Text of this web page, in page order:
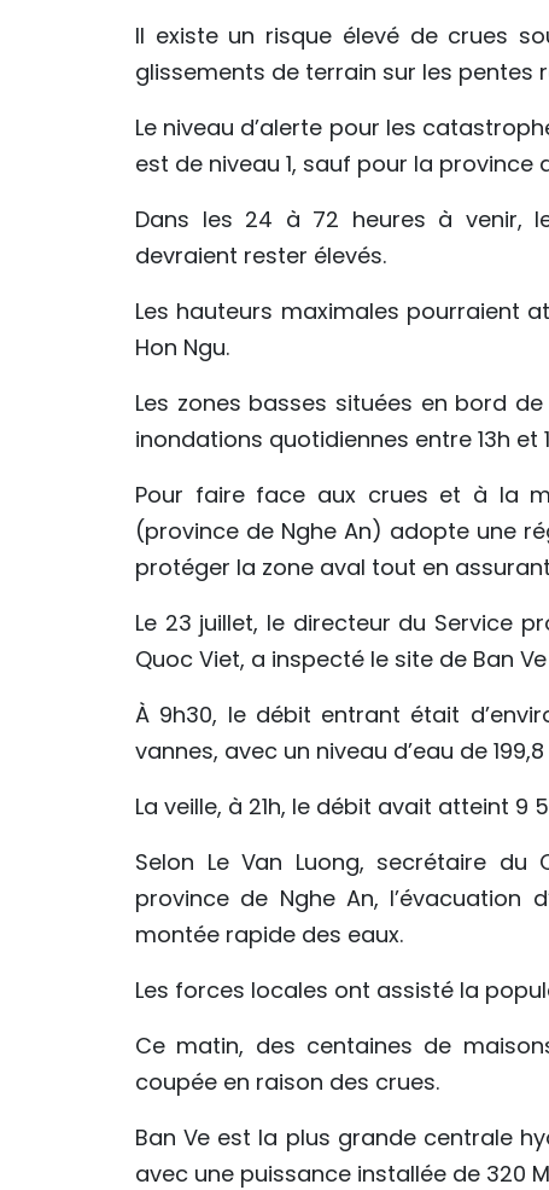
Il existe un risque élevé de crues
glissements de terrain sur les pentes
Le niveau d’alerte pour les
est de niveau 1, sauf pour la province
Dans les 24 à 72 heures à venir,
devraient rester élevés.
Les hauteurs maximales pourraient
Hon Ngu.
Les zones basses situées en bord
inondations quotidiennes entre 13h et
Pour faire face aux crues et à la
(province de Nghe An) adopte une
protéger la zone aval tout en
Le 23 juillet, le directeur du Service
Quoc Viet, a inspecté le site de Ban
À 9h30, le débit entrant était
vannes, avec un niveau d’eau de
La veille, à 21h, le débit avait atteint 9
Selon Le Van Luong, secrétaire
province de Nghe An, l’évacuation
montée rapide des eaux.
Les forces locales ont assisté la
Ce matin, des centaines de
coupée en raison des crues.
Ban Ve est la plus grande centrale
avec une puissance installée de 320